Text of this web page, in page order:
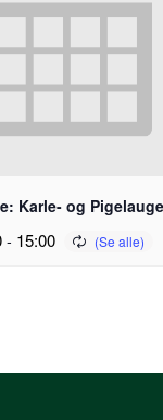
Karle- og
- 15:00